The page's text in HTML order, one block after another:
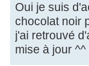
Oui je suis
chocolat noir
j'ai retrouvé
mise à jour